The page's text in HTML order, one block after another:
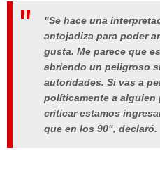
"Se hace una
antojadiza para poder
gusta. Me parece que
abriendo un peligroso
autoridades. Si vas a
políticamente a alguien
criticar estamos
que en los 90", declaró.